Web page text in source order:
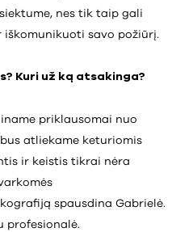
nes tik taip gali
savo požiūrį.
Kuri už ką atsakinga?
priklausomai nuo
atliekame keturiomis
ir keistis tikrai nėra
spausdina Gabrielė.
profesionalė.